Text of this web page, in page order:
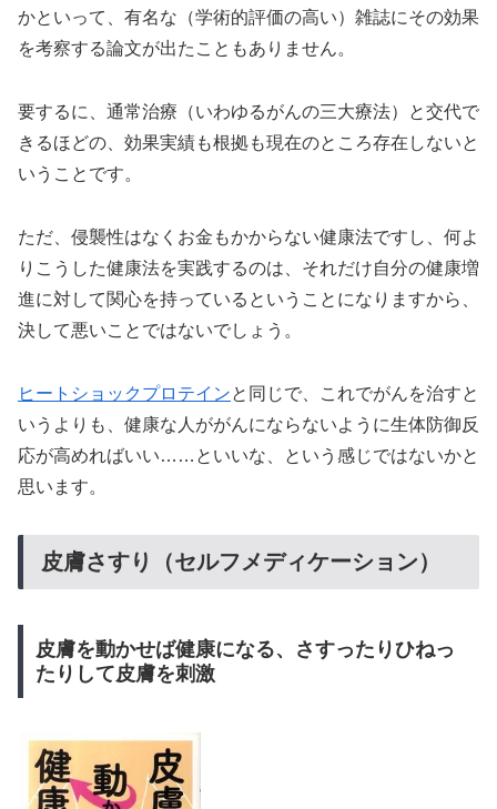
かといって、有名な（学術的評価の高い）雑誌にその効果
を考察する論文が出たこともありません。
要するに、通常治療（いわゆるがんの三大療法）と交代で
きるほどの、効果実績も根拠も現在のところ存在しないと
いうことです。
ただ、侵襲性はなくお金もかからない健康法ですし、何よ
りこうした健康法を実践するのは、それだけ自分の健康増
進に対して関心を持っているということになりますから、
決して悪いことではないでしょう。
ヒートショックプロテインと同じで、これでがんを治すと
いうよりも、健康な人ががんにならないように生体防御反
応が高めればいい……といいな、という感じではないかと
思います。
皮膚さすり（セルフメディケーション）
皮膚を動かせば健康になる、さすったりひねっ
たりして皮膚を刺激